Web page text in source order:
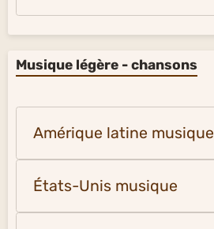
Musique légère - chansons
Amérique latine musique
États-Unis musique